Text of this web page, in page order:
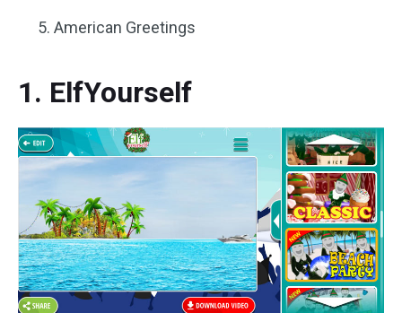
American Greetings
1. ElfYourself